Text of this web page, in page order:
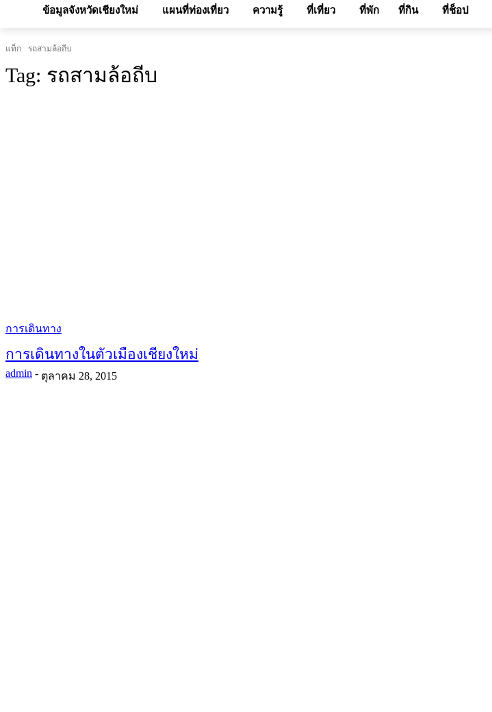
ข้อมูลจังหวัดเชียงใหม่ แผนที่ท่องเที่ยว ความรู้ ที่เที่ยว ที่พัก ที่กิน ที่ช็อป
แท็ก รถสามล้อถีบ
Tag: รถสามล้อถีบ
การเดินทาง
การเดินทางในตัวเมืองเชียงใหม่
admin - ตุลาคม 28, 2015